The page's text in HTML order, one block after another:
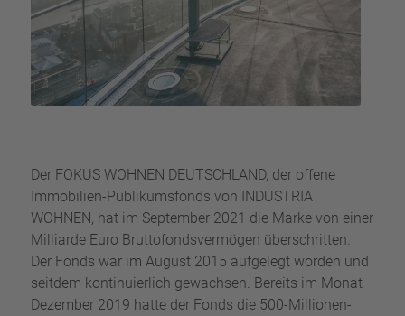
Der FOKUS WOHNEN DEUTSCHLAND, der offene
Immobilien-Publikumsfonds von INDUSTRIA
WOHNEN, hat im September 2021 die Marke von einer
Milliarde Euro Bruttofondsvermögen überschritten.
Der Fonds war im August 2015 aufgelegt worden und
seitdem kontinuierlich gewachsen. Bereits im Monat
Dezember 2019 hatte der Fonds die 500-Millionen-